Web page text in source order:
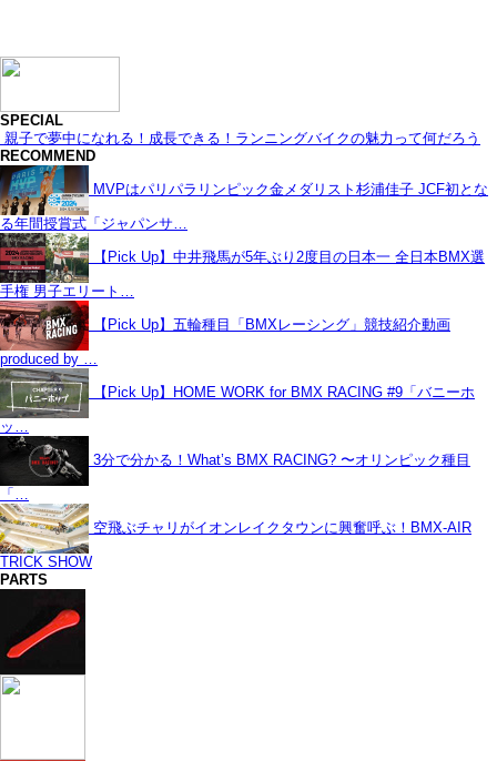
SPECIAL
親子で夢中になれる！成長できる！ランニングバイクの魅力って何だろう
RECOMMEND
MVPはパリパラリンピック金メダリスト杉浦佳子 JCF初とな
る年間授賞式「ジャパンサ…
【Pick Up】中井飛馬が5年ぶり2度目の日本一 全日本BMX選
手権 男子エリート…
【Pick Up】五輪種目「BMXレーシング」競技紹介動画
produced by …
【Pick Up】HOME WORK for BMX RACING #9「バニーホ
ッ…
3分で分かる！What’s BMX RACING? 〜オリンピック種目
「…
空飛ぶチャリがイオンレイクタウンに興奮呼ぶ！BMX-AIR
TRICK SHOW
PARTS